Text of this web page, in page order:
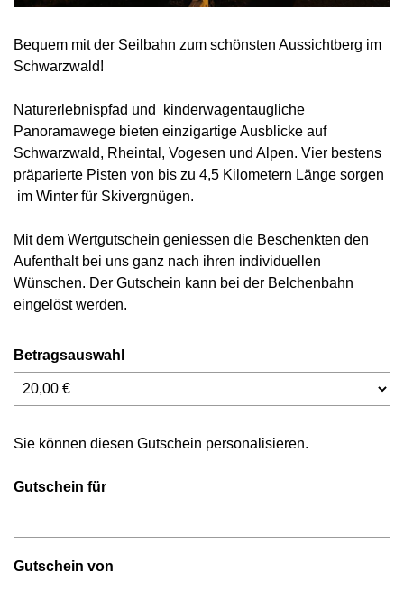
Bequem mit der Seilbahn zum schönsten Aussichtberg im
Schwarzwald!
Naturerlebnispfad und kinderwagentaugliche
Panoramawege bieten einzigartige Ausblicke auf
Schwarzwald, Rheintal, Vogesen und Alpen. Vier bestens
präparierte Pisten von bis zu 4,5 Kilometern Länge sorgen
im Winter für Skivergnügen.
Mit dem Wertgutschein geniessen die Beschenkten den
Aufenthalt bei uns ganz nach ihren individuellen
Wünschen. Der Gutschein kann bei der Belchenbahn
eingelöst werden.
Betragsauswahl
Sie können diesen Gutschein personalisieren.
Gutschein für
Gutschein von